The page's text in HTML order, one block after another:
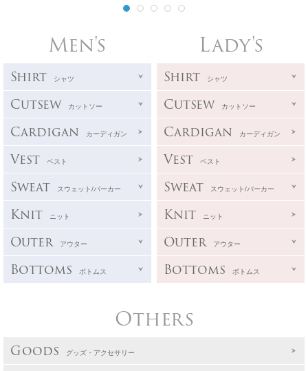
Men's
Shirt シャツ
Cutsew カットソー
Cardigan カーディガン
Vest ベスト
Sweat スウェット/パーカー
Knit ニット
Outer アウター
Bottoms ボトムス
Lady's
Shirt シャツ
Cutsew カットソー
Cardigan カーディガン
Vest ベスト
Sweat スウェット/パーカー
Knit ニット
Outer アウター
Bottoms ボトムス
Others
Goods グッズ・アクセサリー